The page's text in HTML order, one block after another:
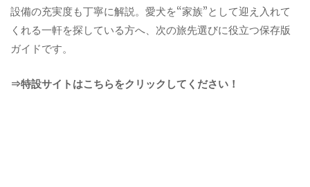
設備の充実度も丁寧に解説。愛犬を“家族”として迎え入れて
くれる一軒を探している方へ、次の旅先選びに役立つ保存版
ガイドです。
⇒特設サイトはこちらをクリックしてください！